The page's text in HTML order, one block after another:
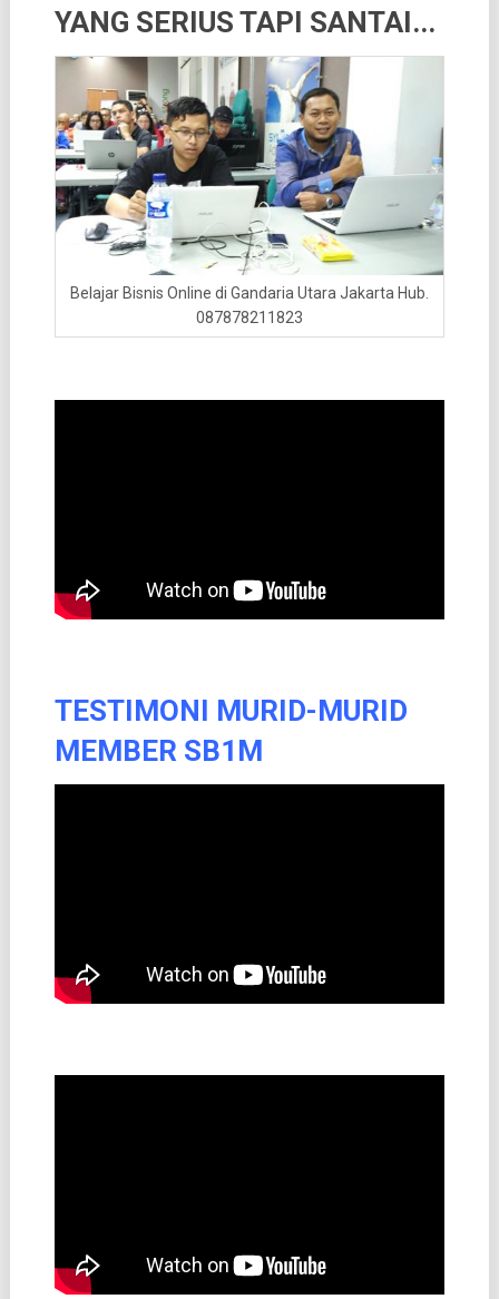
YANG SERIUS TAPI SANTAI...
Belajar Bisnis Online di Gandaria Utara Jakarta Hub.
087878211823
TESTIMONI MURID-MURID
MEMBER SB1M